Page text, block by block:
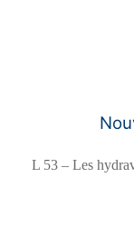
L 53 – Les